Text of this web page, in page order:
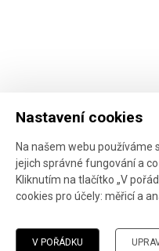
Nastavení cookies
Na našem webu používáme
jejich správné fungování a
Kliknutím na tlačítko „V
cookies pro účely: měřicí a
V POŘÁDKU